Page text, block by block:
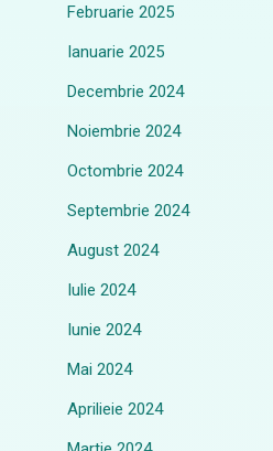
Februarie 2025
Ianuarie 2025
Decembrie 2024
Noiembrie 2024
Octombrie 2024
Septembrie 2024
August 2024
Iulie 2024
Iunie 2024
Mai 2024
Aprilieie 2024